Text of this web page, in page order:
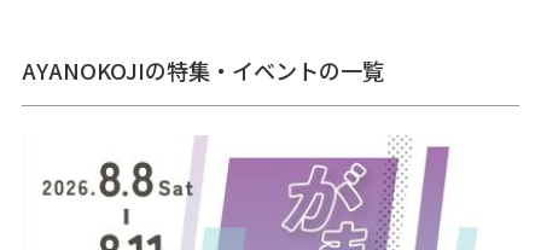
AYANOKOJIの特集・イベントの一覧